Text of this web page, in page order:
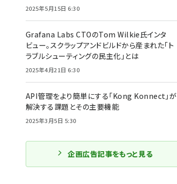
2025年5月15日 6:30
Grafana Labs CTOのTom Wilkie氏インタ
ビュー。スクラップアンドビルドから産まれた「ト
ラブルシューティングの民主化」とは
2025年4月21日 6:30
API管理をより簡単にする「Kong Konnect」が
解決する課題とその主要機能
2025年3月5日 5:30
企画広告記事をもっと見る